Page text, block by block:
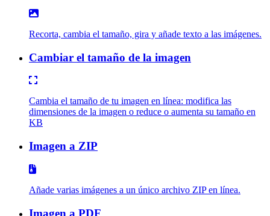
Recorta, cambia el tamaño, gira y añade texto a las imágenes.
Cambiar el tamaño de la imagen
Cambia el tamaño de tu imagen en línea: modifica las
dimensiones de la imagen o reduce o aumenta su tamaño en
KB
Imagen a ZIP
Añade varias imágenes a un único archivo ZIP en línea.
Imagen a PDF